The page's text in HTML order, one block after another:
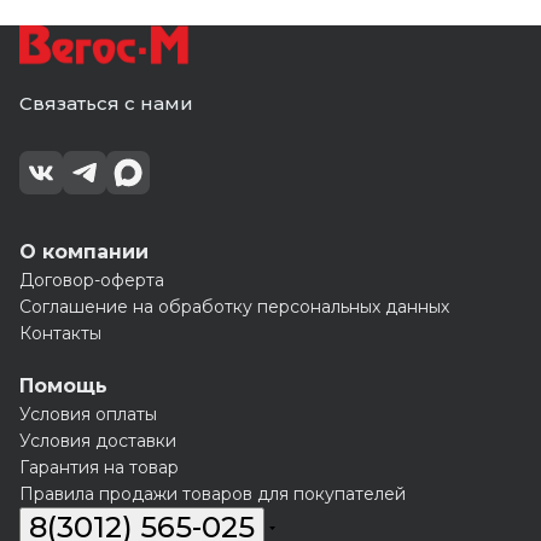
Связаться с нами
О компании
Договор-оферта
Соглашение на обработку персональных данных
Контакты
Помощь
Условия оплаты
Условия доставки
Гарантия на товар
Правила продажи товаров для покупателей
8(3012) 565-025